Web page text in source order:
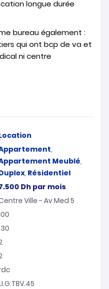
longue durée
bureau également :
qui ont bcp de va et
ni centre
,
Meublé,
, Résidentiel
Dh par mois
Ville - Av Med 5